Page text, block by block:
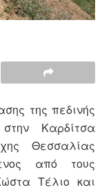
της πεδινής
Καρδίτσα
Θεσσαλίας
από τους
Τέλιο και